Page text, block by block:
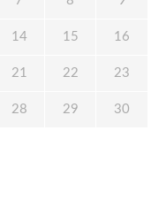
14 15 16
21 22 23
28 29 30